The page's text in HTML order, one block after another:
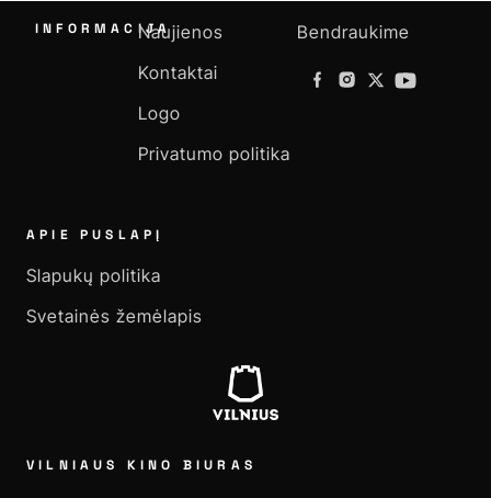
INFORMACIJANaujienos
Kontaktai
Logo
Privatumo politika
Bendraukime
APIE PUSLAPĮ
Slapukų politika
Svetainės žemėlapis
VILNIAUS KINO BIURAS